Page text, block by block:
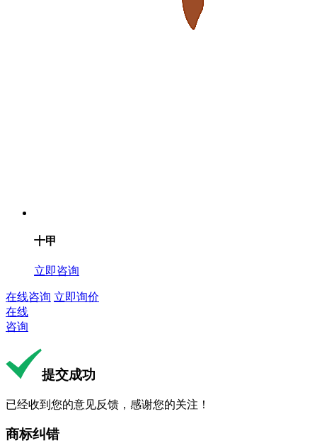
十甲
立即咨询
在线咨询 立即询价
在线
咨询
提交成功
已经收到您的意见反馈，感谢您的关注！
商标纠错